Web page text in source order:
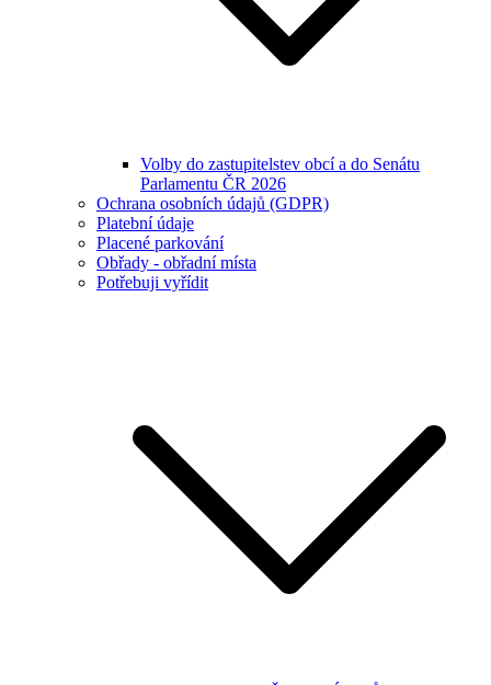
Volby do zastupitelstev obcí a do Senátu
Parlamentu ČR 2026
Ochrana osobních údajů (GDPR)
Platební údaje
Placené parkování
Obřady - obřadní místa
Potřebuji vyřídit